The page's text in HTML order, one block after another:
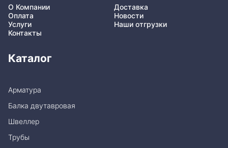
О Компании
Доставка
Оплата
Новости
Услуги
Наши отгрузки
Контакты
Каталог
Арматура
Балка двутавровая
Швеллер
Трубы